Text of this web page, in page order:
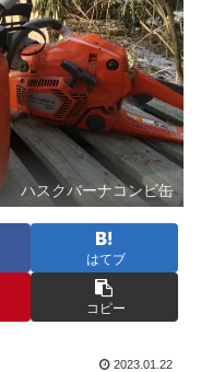
ハスクバーナコンビ缶
はてブ
コピー
2023.01.22